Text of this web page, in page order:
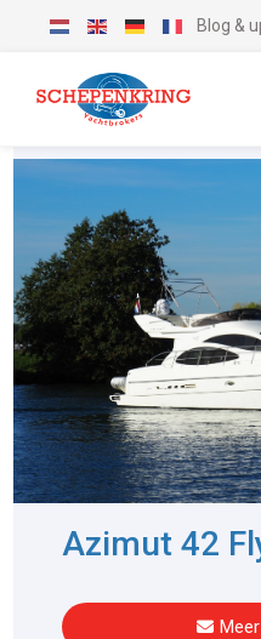
Blog &
Azimut 42